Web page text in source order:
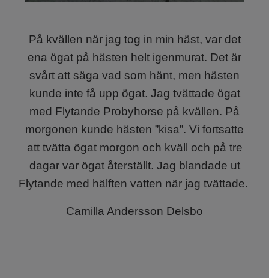
På kvällen när jag tog in min häst, var det
ena ögat på hästen helt igenmurat. Det är
svårt att säga vad som hänt, men hästen
kunde inte få upp ögat. Jag tvättade ögat
med Flytande Probyhorse på kvällen. På
morgonen kunde hästen ”kisa”. Vi fortsatte
att tvätta ögat morgon och kväll och på tre
dagar var ögat återställt. Jag blandade ut
Flytande med hälften vatten när jag tvättade.
Camilla Andersson Delsbo